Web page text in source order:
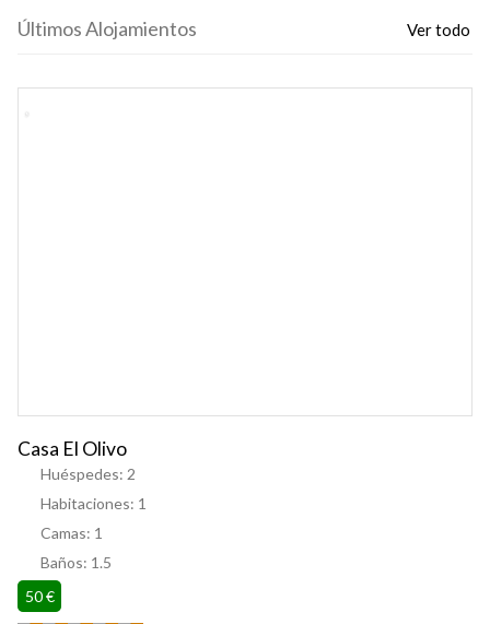
Últimos Alojamientos Ver todo
Casa El Olivo
Huéspedes: 2
Habitaciones: 1
Camas: 1
Baños: 1.5
50 €